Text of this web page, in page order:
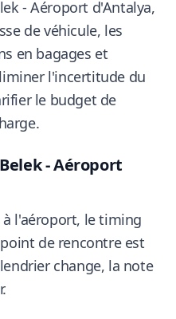
- Aéroport d'Antalya,
de véhicule, les
en bagages et
l'incertitude du
le budget de
- Aéroport
l'aéroport, le timing
de rencontre est
change, la note